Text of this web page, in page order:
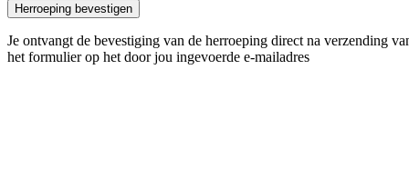
Herroeping bevestigen
Je ontvangt de bevestiging van de herroeping direct na verzending
het formulier op het door jou ingevoerde e-mailadres